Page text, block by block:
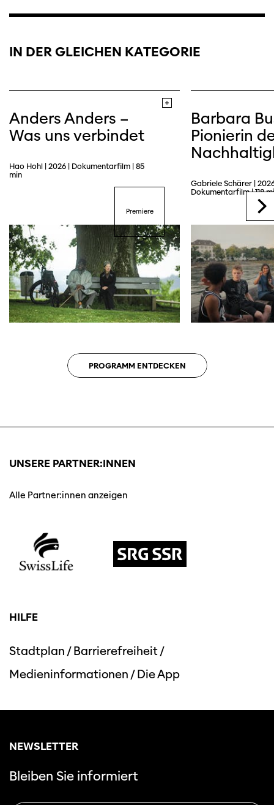
Trailer
IN DER GLEICHEN KATEGORIE
PROGRAMM ENTDECKEN
Anders Anders –
Was uns verbindet
Hao Hohl | 2026 | Dokumentarfilm | 85
min
Premiere
Barbara
Pionierin
Gabriele Schärer |
Dokumentarfilm | 118
UNSERE PARTNER:INNEN
Alle Partner:innen anzeigen
HILFE
Stadtplan /Barrierefreiheit/
Medieninformationen /Die App
NEWSLETTER
Bleiben Sie informiert